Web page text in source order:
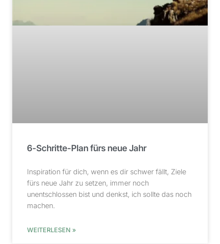
6-Schritte-Plan fürs neue Jahr
Inspiration für dich, wenn es dir schwer fällt, Ziele
fürs neue Jahr zu setzen, immer noch
unentschlossen bist und denkst, ich sollte das noch
machen.
WEITERLESEN »